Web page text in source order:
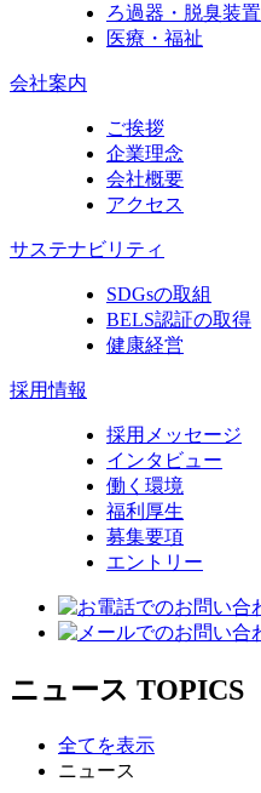
ろ過器・脱臭装置
医療・福祉
会社案内
ご挨拶
企業理念
会社概要
アクセス
サステナビリティ
SDGsの取組
BELS認証の取得
健康経営
採用情報
採用メッセージ
インタビュー
働く環境
福利厚生
募集要項
エントリー
ニュース TOPICS
全てを表示
ニュース